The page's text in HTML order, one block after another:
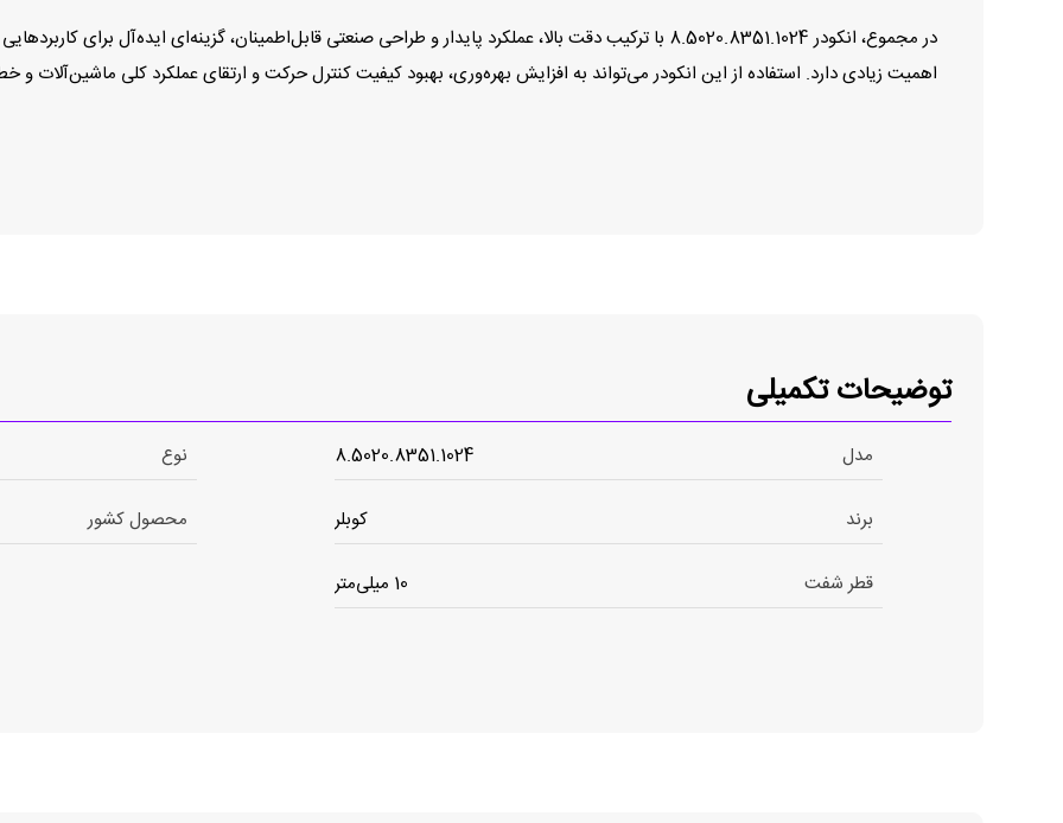
در مجموع، انکودر 8.5020.8351.1024 با ترکیب دقت بالا، عملکرد پایدار و طراحی صنعتی قابل‌اطمینان، گزینه‌ای
اهمیت زیادی دارد. استفاده از این انکودر می‌تواند به افزایش بهره‌وری، بهبود کیفیت کنترل حرکت و ارتقای عملکرد کلی ماشین‌آلات
توضیحات تکمیلی
مدل 8.5020.8351.1024 نوع
برند کوبلر محصول کشور
قطر شفت 10 میلی‌متر